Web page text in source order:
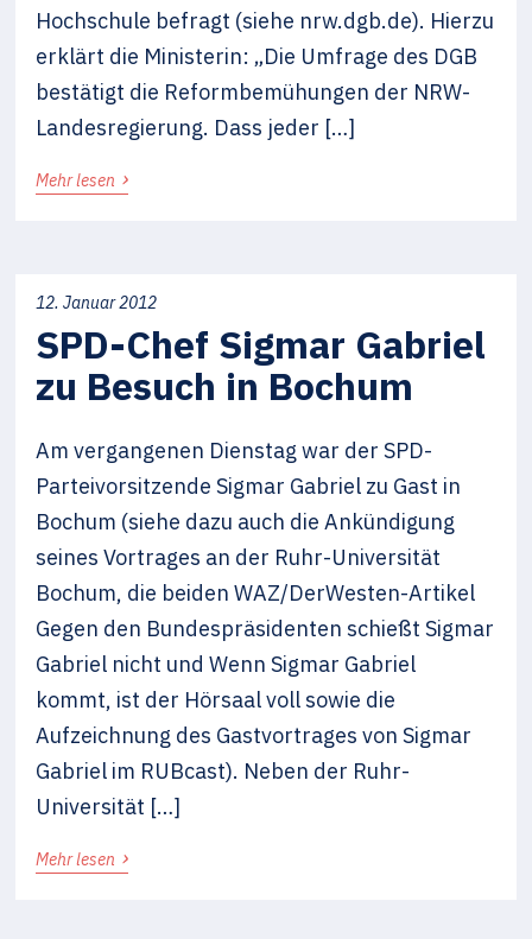
Hochschule befragt (siehe nrw.dgb.de). Hierzu
erklärt die Ministerin: „Die Umfrage des DGB
bestätigt die Reformbemühungen der NRW-
Landesregierung. Dass jeder […]
Mehr lesen ›
12. Januar 2012
SPD-Chef Sigmar Gabriel
zu Besuch in Bochum
Am vergangenen Dienstag war der SPD-
Parteivorsitzende Sigmar Gabriel zu Gast in
Bochum (siehe dazu auch die Ankündigung
seines Vortrages an der Ruhr-Universität
Bochum, die beiden WAZ/DerWesten-Artikel
Gegen den Bundespräsidenten schießt Sigmar
Gabriel nicht und Wenn Sigmar Gabriel
kommt, ist der Hörsaal voll sowie die
Aufzeichnung des Gastvortrages von Sigmar
Gabriel im RUBcast). Neben der Ruhr-
Universität […]
Mehr lesen ›